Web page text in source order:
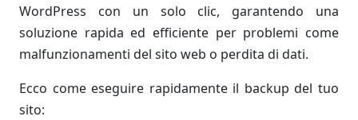
WordPress con un solo clic, garantendo una
soluzione rapida ed efficiente per problemi come
malfunzionamenti del sito web o perdita di dati.
Ecco come eseguire rapidamente il backup del tuo
sito: